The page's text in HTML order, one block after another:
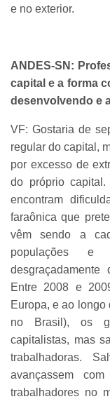
e no exterior.
ANDES-SN:
capital e a forma
desenvolvendo e
VF: Gostaria de
regular do capital,
por excesso de
do próprio
encontram
faraônica que
vêm sendo a
populações e
Entre 2008 e
Europa, e ao
no Brasil), os
capitalistas, mas
trabalhadoras.
avançassem
trabalhadores no